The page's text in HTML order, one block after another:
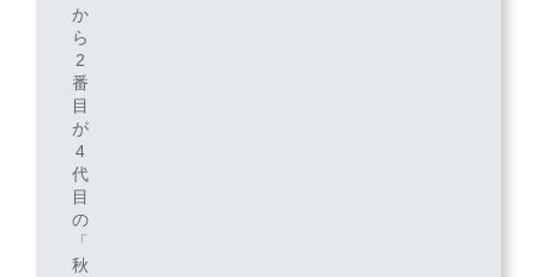
か
ら
2
番
目
が
4
代
目
の
「
秋